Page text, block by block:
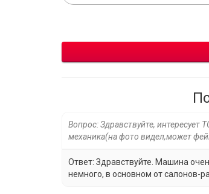
Вопрос: Здравствуйте,
механика(на фото видел,может
Ответ: Здравствуйте. Машина
немного, в основном от салонов-